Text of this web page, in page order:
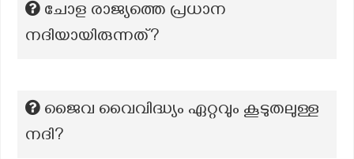
ചോള രാജ്യത്തെ പ്രധാന
നദിയായിരുന്നത്?
ജൈവ വൈവിദ്ധ്യം ഏറ്റവും കൂടുതലുള്ള
നദി?